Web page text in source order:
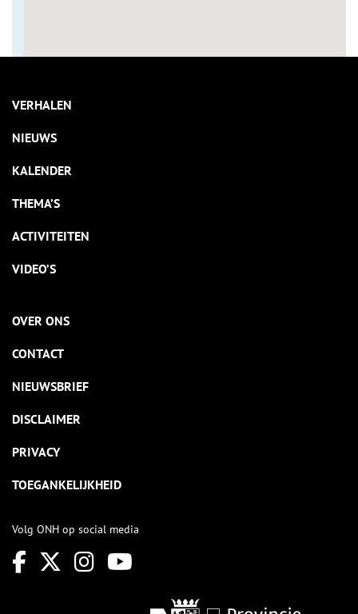
VERHALEN
NIEUWS
KALENDER
THEMA’S
ACTIVITEITEN
VIDEO’S
OVER ONS
CONTACT
NIEUWSBRIEF
DISCLAIMER
PRIVACY
TOEGANKELIJKHEID
Volg ONH op social media